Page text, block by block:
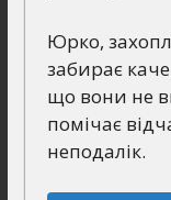
Юрко,
забирає
що вони не
помічає
неподалік.